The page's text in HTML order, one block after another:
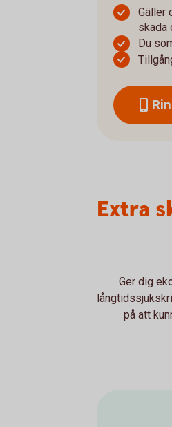
Gäller
skada
Du
Extra
Ger dig
på att